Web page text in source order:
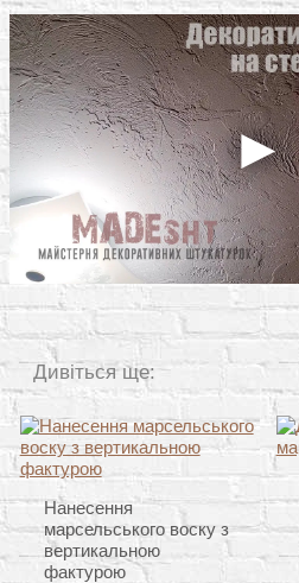
Дивіться ще:
Нанесення
марсельського воску з
вертикальною
фактурою